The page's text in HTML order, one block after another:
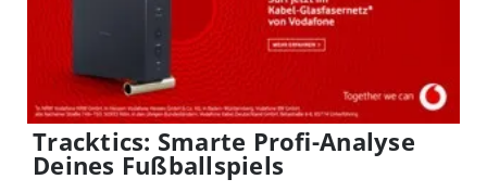
Tracktics: Smarte Profi-Analyse
Deines Fußballspiels